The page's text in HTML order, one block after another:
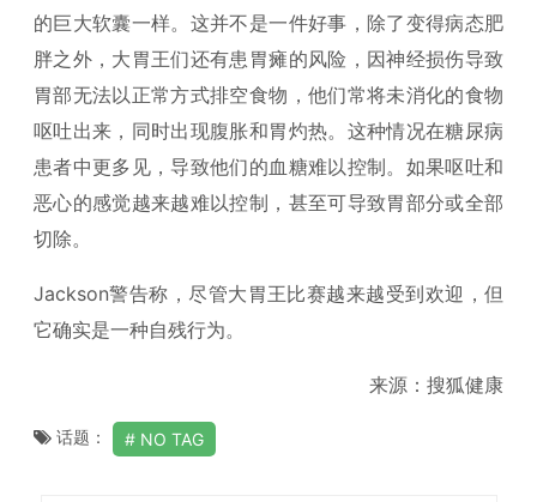
的巨大软囊一样。这并不是一件好事，除了变得病态肥
胖之外，大胃王们还有患胃瘫的风险，因神经损伤导致
胃部无法以正常方式排空食物，他们常将未消化的食物
呕吐出来，同时出现腹胀和胃灼热。这种情况在糖尿病
患者中更多见，导致他们的血糖难以控制。如果呕吐和
恶心的感觉越来越难以控制，甚至可导致胃部分或全部
切除。
Jackson警告称，尽管大胃王比赛越来越受到欢迎，但
它确实是一种自残行为。
来源：搜狐健康
话题： NO TAG